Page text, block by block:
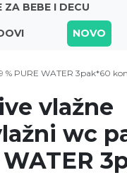
ZA BEBE I DECU
NOVO
% PURE WATER 3pak*60
vlažne
wc
WATER